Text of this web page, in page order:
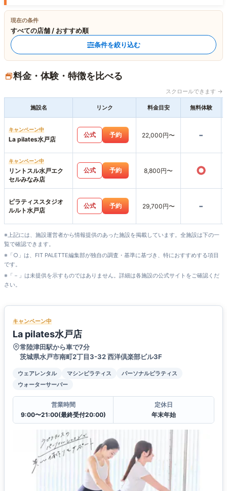
現在の条件
すべての店舗 / おすすめ順
条件を絞り込む
料金・体験・特徴を比べる
スクロールできます →
施設名 リンク 料金目安 無料体験
キャンペーン中
La pilates水戸店
公式 予約 22,000円〜 -
キャンペーン中
リントスル水戸エク
セルみなみ店
公式 予約 8,800円〜 ○
ピラティススタジオ
ルルト水戸店
公式 予約 29,700円〜 -
※上記には、施設運営者から情報提供のあった施設を掲載しています。全施設は下の一
覧で確認できます。
※「○」は、FIT PALETTE編集部が独自の調査・基準に基づき、特におすすめする項目
です。
※「－」は未提供を示すものではありません。詳細は各施設の公式サイトをご確認くだ
さい。
キャンペーン中
La pilates水戸店
常陸津田駅から車で7分
茨城県水戸市南町2丁目3-32 西洋倶楽部ビル3F
ウェアレンタル マシンピラティス
パーソナルピラティス
ウォーターサーバー
営業時間
9:00〜21:00(最終受付20:00)
定休日
年末年始